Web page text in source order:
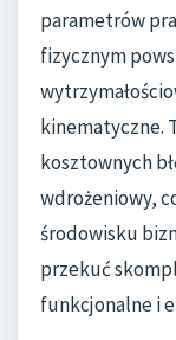
parametrów
fizycznym
kinematyczne.
kosztownych
wdrożeniowy,
środowisku
przekuć
funkcjonalne i